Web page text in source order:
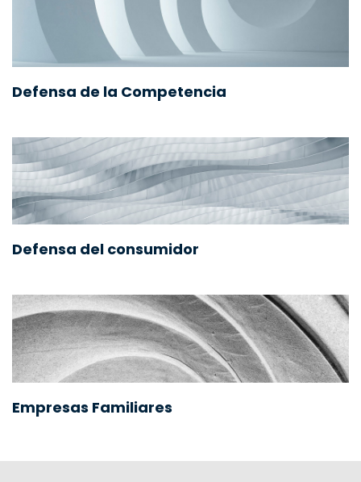
Defensa de la Competencia
Defensa del consumidor
Empresas Familiares